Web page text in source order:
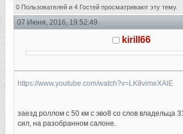
MPS (Прочитано 3139639 раз)
0 Пользователей и 4 Гостей просматривают эту тему.
07 Июня, 2016, 19:52:49
kirill66
https://www.youtube.com/watch?v=LK8vimeXAlE
заезд роллом с 50 км с эво8 со слов владельца
сил, на разобранном салоне.